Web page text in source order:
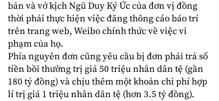
bản và vở kịch Ngũ Duy Ký Ức của đơn vị đồng
thời phải thực hiện việc đăng thông cáo báo trí
trên trang web, Weibo chính thức về việc vi
phạm của họ.
Phía nguyên đơn cũng yêu cầu bị đơn phải trả số
tiền bồi thường trị giá 50 triệu nhân dân tệ (gần
180 tỷ đồng) và chịu thêm một khoản chi phí hợp
lí trị giá 1 triệu nhân dân tệ (hơn 3.5 tỷ đồng).